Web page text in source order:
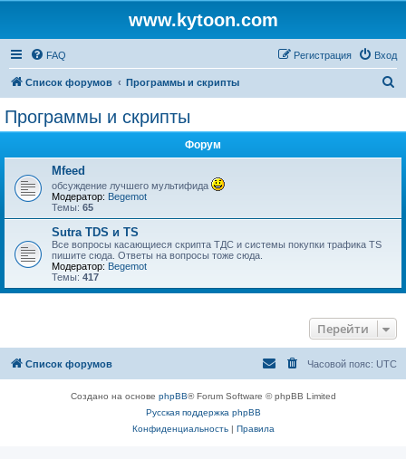
www.kytoon.com
FAQ Вход
Регистрация
Список форумов Программы и скрипты
Программы и скрипты
Форум
Mfeed
обсуждение лучшего мультифида
Модератор: Begemot
Темы: 65
Sutra TDS и TS
Все вопросы касающиеся скрипта ТДС и системы покупки трафика TS
пишите сюда. Ответы на вопросы тоже сюда.
Модератор: Begemot
Темы: 417
Перейти
Список форумов Часовой пояс: UTC
Создано на основе phpBB® Forum Software © phpBB Limited
Русская поддержка phpBB
Конфиденциальность| Правила